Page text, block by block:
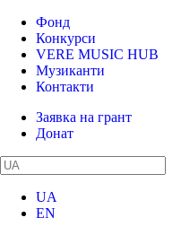
Фонд
Конкурси
VERE MUSIC HUB
Музиканти
Контакти
Заявка на грант
Донат
UA
EN